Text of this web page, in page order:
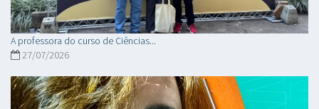
A professora do curso de Ciências...
27/07/2026